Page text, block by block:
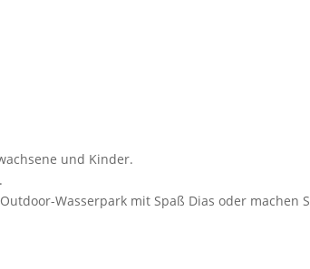
und Kinder.
Wasserpark mit Spaß Dias oder